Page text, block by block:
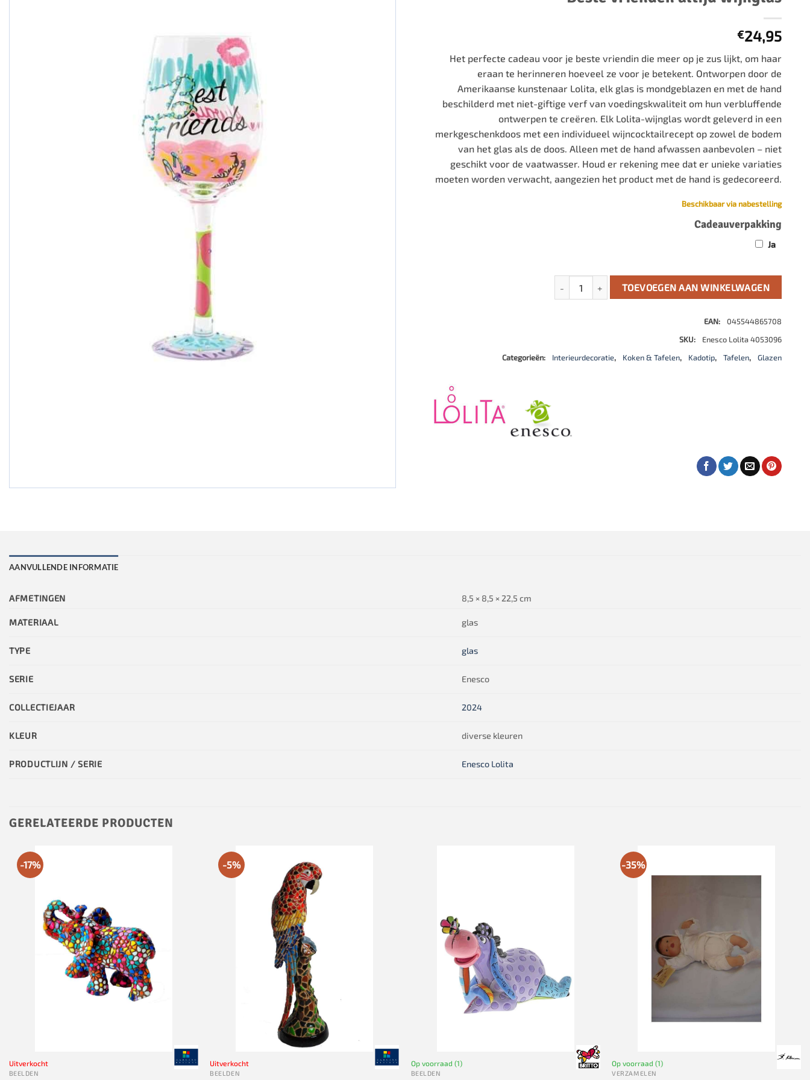
500 stukjes
759 stukjes
1000 stukjes
1500 stukjes
2000 stukjes
3000 stukjes
5000 stukjes
schaakbord
schaakklok
schaakset
schaakstukken
€24,95
Het perfecte cadeau voor je beste vriendin die meer op je zus lijkt, om haar
eraan te herinneren hoeveel ze voor je betekent. Ontworpen door de
Amerikaanse kunstenaar Lolita, elk glas is mondgeblazen en met de hand
beschilderd met niet-giftige verf van voedingskwaliteit om hun verbluffende
ontwerpen te creëren. Elk Lolita-wijnglas wordt geleverd in een
merkgeschenkdoos met een individueel wijncocktailrecept op zowel de bodem
van het glas als de doos. Alleen met de hand afwassen aanbevolen – niet
geschikt voor de vaatwasser. Houd er rekening mee dat er unieke variaties
moeten worden verwacht, aangezien het product met de hand is gedecoreerd.
Beschikbaar via nabestelling
Cadeauverpakking
Ja
Beste vrienden altijd wijnglas aantal
TOEVOEGEN AAN WINKELWAGEN
EAN:
045544865708
SKU:
Enesco Lolita 4053096
Categorieën:
Interieurdecoratie, Koken & Tafelen, Kadotip, Tafelen, Glazen
AANVULLENDE INFORMATIE
AFMETINGEN 8,5 × 8,5 × 22,5 cm
MATERIAAL glas
TYPE glas
SERIE Enesco
COLLECTIEJAAR 2024
KLEUR diverse kleuren
PRODUCTLIJN / SERIE Enesco Lolita
GERELATEERDE PRODUCTEN
-17%
Uitverkocht
BEELDEN
-5%
Uitverkocht
BEELDEN
Op voorraad (1)
BEELDEN
-35%
Op voorraad (1)
VERZAMELEN